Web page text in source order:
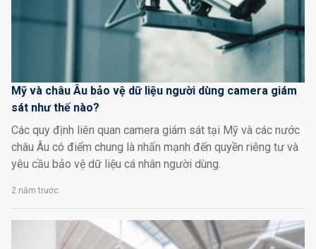
Mỹ và châu Âu bảo vệ dữ liệu người dùng camera giám
sát như thế nào?
Các quy định liên quan camera giám sát tại Mỹ và các nước
châu Âu có điểm chung là nhấn mạnh đến quyền riêng tư và
yêu cầu bảo vệ dữ liệu cá nhân người dùng.
2 năm trước